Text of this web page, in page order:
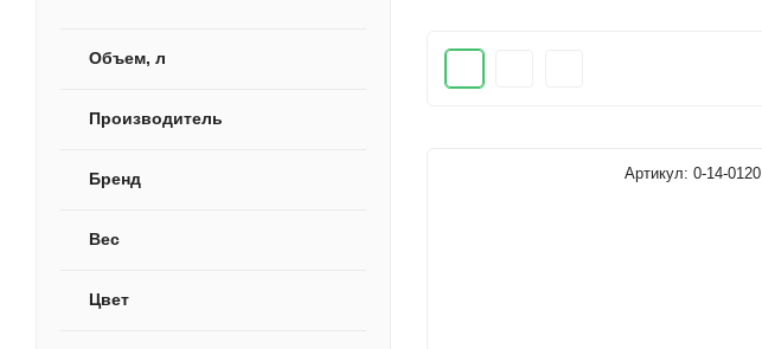
Объем, л
Производитель
Бренд
Вес
Цвет
Артикул: 0-14-0120